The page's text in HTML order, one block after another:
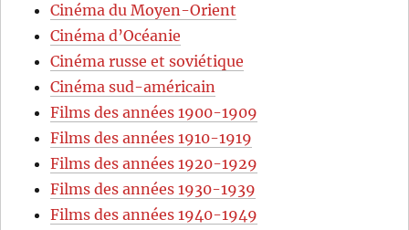
Cinéma du Moyen-Orient
Cinéma d’Océanie
Cinéma russe et soviétique
Cinéma sud-américain
Films des années 1900-1909
Films des années 1910-1919
Films des années 1920-1929
Films des années 1930-1939
Films des années 1940-1949